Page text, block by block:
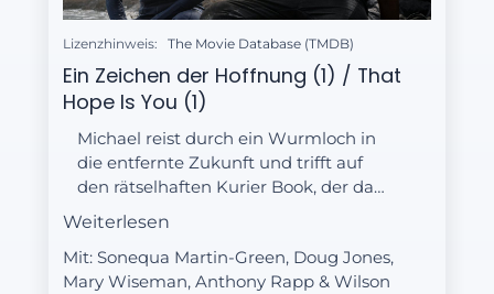
Lizenzhinweis: The Movie Database (TMDB)
Ein Zeichen der Hoffnung (1) / That
Hope Is You (1)
Michael reist durch ein Wurmloch in
die entfernte Zukunft und trifft auf
den rätselhaften Kurier Book, der das
vergangene Schicksal der Föderation
Weiterlesen
Mit: Sonequa Martin-Green, Doug Jones,
Mary Wiseman, Anthony Rapp & Wilson